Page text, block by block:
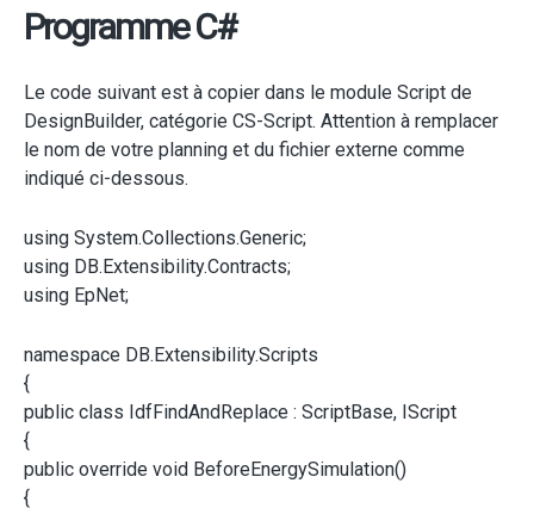
Programme C#
Le code suivant est à copier dans le module Script de
DesignBuilder, catégorie CS-Script. Attention à remplacer
le nom de votre planning et du fichier externe comme
indiqué ci-dessous.
using System.Collections.Generic;
using DB.Extensibility.Contracts;
using EpNet;
namespace DB.Extensibility.Scripts
{
public class IdfFindAndReplace : ScriptBase, IScript
{
public override void BeforeEnergySimulation()
{